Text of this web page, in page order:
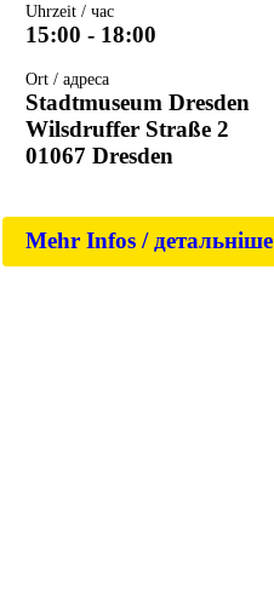
Uhrzeit / час
15:00 - 18:00
Ort / адреса
Stadtmuseum Dresden
Wilsdruffer Straße 2
01067 Dresden
Mehr Infos / детальніше